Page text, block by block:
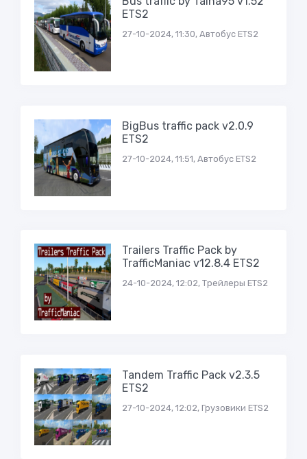
ETS2
27-10-2024, 11:30, Автобус ETS2
BigBus traffic pack v2.0.9
ETS2
27-10-2024, 11:51, Автобус ETS2
Trailers Traffic Pack by
TrafficManiac v12.8.4 ETS2
24-10-2024, 12:02, Трейлеры ETS2
Tandem Traffic Pack v2.3.5
ETS2
27-10-2024, 12:02, Грузовики ETS2